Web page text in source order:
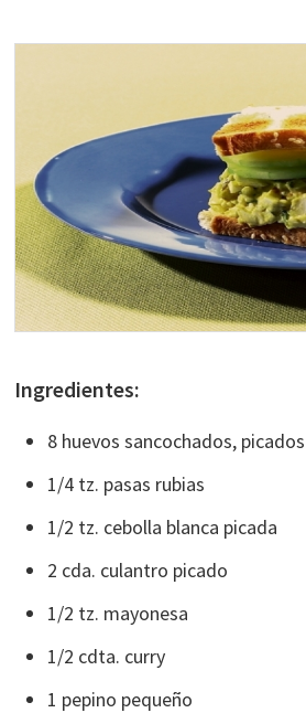
Ingredientes:
8 huevos sancochados, picados
1/4 tz. pasas rubias
1/2 tz. cebolla blanca picada
2 cda. culantro picado
1/2 tz. mayonesa
1/2 cdta. curry
1 pepino pequeño